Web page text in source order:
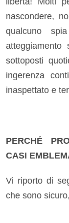
nascondere,
qualcuno
atteggiamento
sottoposti
ingerenza
inaspettato e
PERCHÉ
CASI
Vi riporto di
che sono